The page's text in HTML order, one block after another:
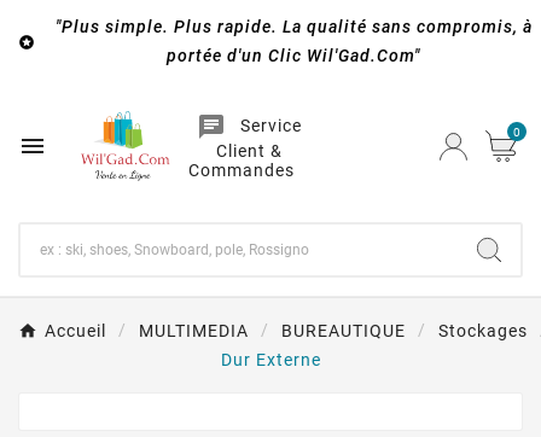

"Plus simple. Plus rapide. La qualité sans compromis, à
portée d'un Clic Wil'Gad.Com"

chat
Service
Client &
Commandes
0
Accueil MULTIMEDIA BUREAUTIQUE
Stockages
Dur Externe